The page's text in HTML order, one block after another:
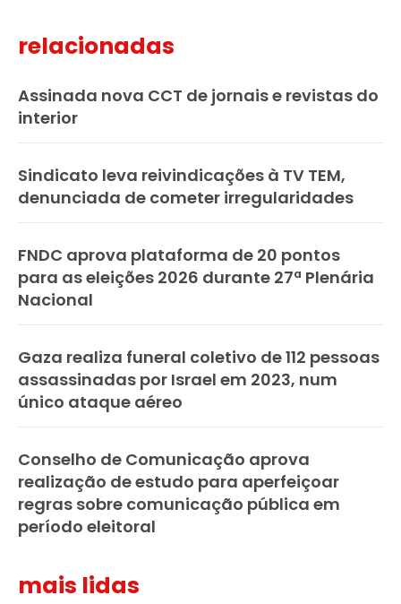
relacionadas
Assinada nova CCT de jornais e revistas do
interior
Sindicato leva reivindicações à TV TEM,
denunciada de cometer irregularidades
FNDC aprova plataforma de 20 pontos
para as eleições 2026 durante 27ª Plenária
Nacional
Gaza realiza funeral coletivo de 112 pessoas
assassinadas por Israel em 2023, num
único ataque aéreo
Conselho de Comunicação aprova
realização de estudo para aperfeiçoar
regras sobre comunicação pública em
período eleitoral
mais lidas